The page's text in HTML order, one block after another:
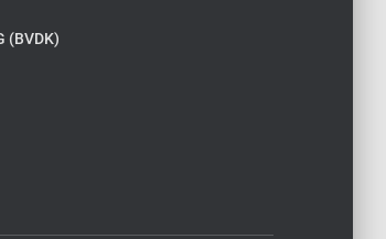
(BVDK)